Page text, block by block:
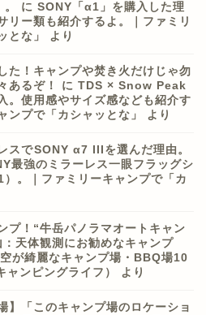
に SONY「α1」を購入した理
リー類も紹介するよ。｜ファミリ
とな」
より
た！キャンプや焚き火だけじゃ勿
あるぞ！
に TDS × Snow Peak
。使用感やサイズ感なども紹介す
ンプで「カシャッとな」
より
スでSONY α7 IIIを選んだ理由。
最強のミラーレス一眼フラッグシ
。｜ファミリーキャンプで「カ
プ！“牛岳パノラマオートキャン
：天体観測にお勧めなキャンプ
が綺麗なキャンプ場・BBQ場10
ンピングライフ）
より
】「このキャンプ場のロケーショ